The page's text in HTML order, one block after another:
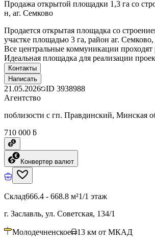
Продажа открытой площадки 1,3 га со
н, аг. Семково
Продается открытая площадка со
участке площадью 3 га, район аг.
Все центральные коммуникации проходят
Идеальная площадка для реализации
Контакты
Написать
21.05.2026 ID 3938988
Агентство
поблизости с гп. Правдинский, Минская
710 000 ƃ
Конвертер валют
Склад666.4 - 668.8 м²1/1 этаж
г. Заславль, ул. Советская, 134/1
Молодечненское 13 км от МКАД